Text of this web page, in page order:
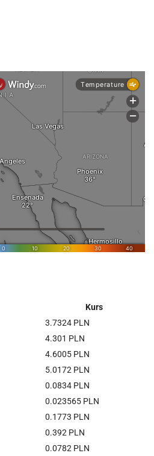
Kurs
3.7324 PLN
4.301 PLN
4.6005 PLN
5.0172 PLN
0.0834 PLN
0.023565 PLN
0.1773 PLN
0.392 PLN
0.0782 PLN